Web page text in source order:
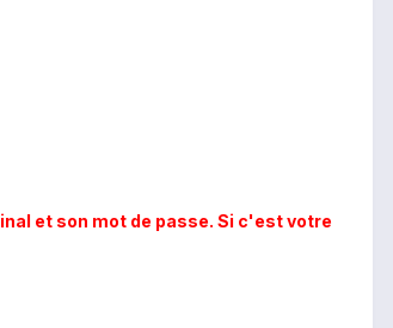
et son mot de passe. Si c'est votre